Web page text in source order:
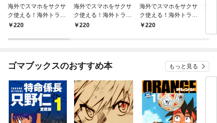
海外でスマホをサクサ
ク使える！海外トラベ
ルナビ ハワイ 201
220
海外でスマホをサクサ
ク使える！海外トラベ
ルナビ ニューヨー
220
海外でスマホをサクサ
ク使える！海外トラベ
ルナビ ロンドン 20
220
海
ス
ゴマブックスのおすすめ本 もっと見る